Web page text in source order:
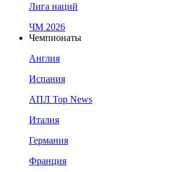
Лига наций
ЧМ 2026
Чемпионаты
Англия
Испания
АПЛ Top News
Италия
Германия
Франция